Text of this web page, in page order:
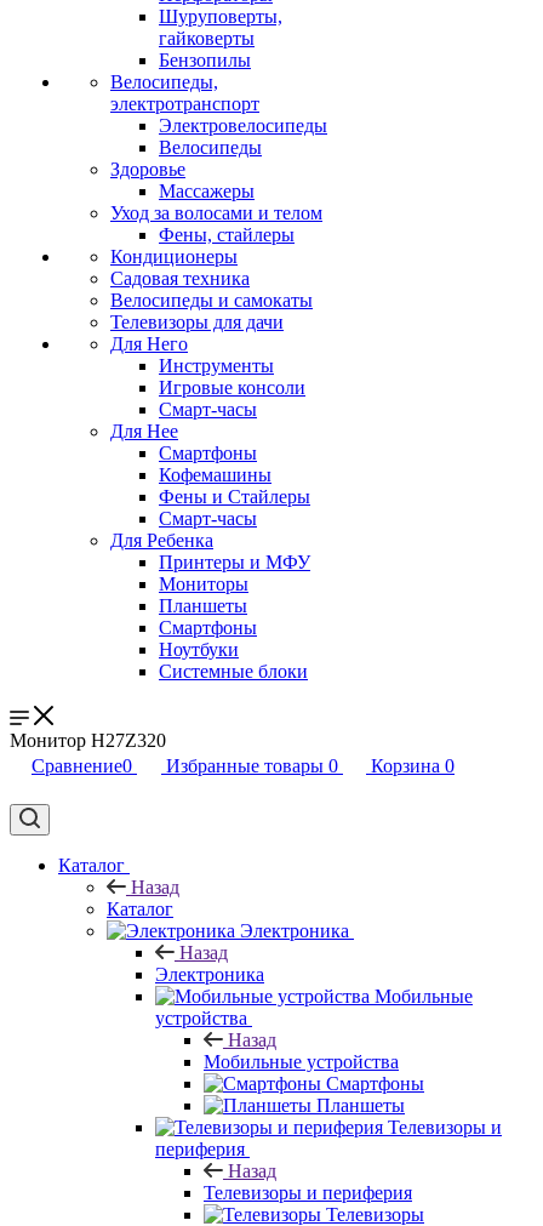
Шуруповерты,
гайковерты
Бензопилы
Велосипеды,
электротранспорт
Электровелосипеды
Велосипеды
Здоровье
Массажеры
Уход за волосами и телом
Фены, стайлеры
Кондиционеры
Садовая техника
Велосипеды и самокаты
Телевизоры для дачи
Для Него
Инструменты
Игровые консоли
Смарт-часы
Для Нее
Смартфоны
Кофемашины
Фены и Стайлеры
Смарт-часы
Для Ребенка
Принтеры и МФУ
Мониторы
Планшеты
Смартфоны
Ноутбуки
Системные блоки
Монитор H27Z320
Сравнение0 Избранные товары 0 Корзина 0
Каталог
Назад
Каталог
Электроника
Назад
Электроника
Мобильные
устройства
Назад
Мобильные устройства
Смартфоны
Планшеты
Телевизоры и
периферия
Назад
Телевизоры и периферия
Телевизоры